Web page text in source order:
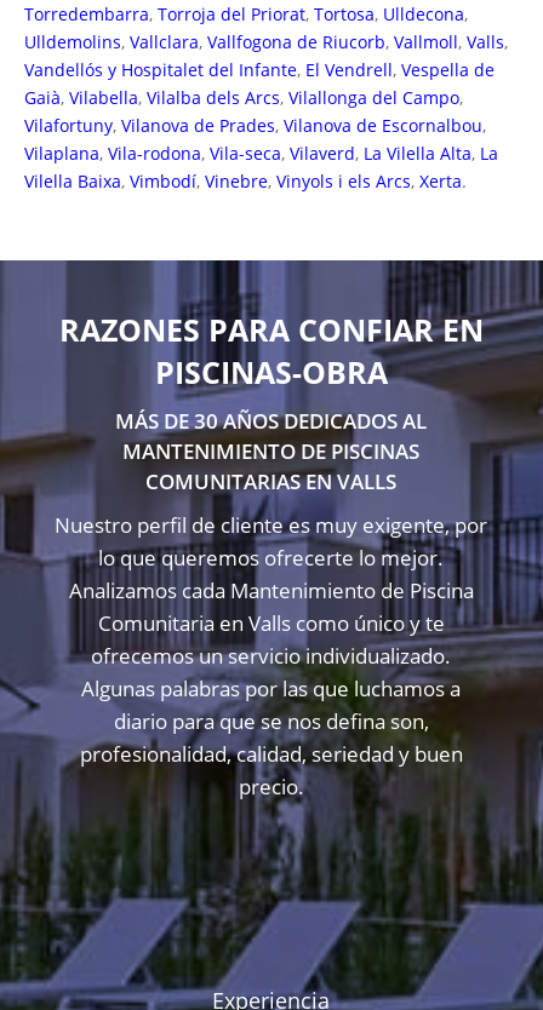
Torredembarra, Torroja del Priorat, Tortosa, Ulldecona,
Ulldemolins, Vallclara, Vallfogona de Riucorb, Vallmoll, Valls,
Vandellós y Hospitalet del Infante, El Vendrell, Vespella de
Gaià, Vilabella, Vilalba dels Arcs, Vilallonga del Campo,
Vilafortuny, Vilanova de Prades, Vilanova de Escornalbou,
Vilaplana, Vila-rodona, Vila-seca, Vilaverd, La Vilella Alta, La
Vilella Baixa, Vimbodí, Vinebre, Vinyols i els Arcs, Xerta.
RAZONES PARA CONFIAR EN
PISCINAS-OBRA
MÁS DE 30 AÑOS DEDICADOS AL
MANTENIMIENTO DE PISCINAS
COMUNITARIAS EN VALLS
Nuestro perfil de cliente es muy exigente, por
lo que queremos ofrecerte lo mejor.
Analizamos cada Mantenimiento de Piscina
Comunitaria en Valls como único y te
ofrecemos un servicio individualizado.
Algunas palabras por las que luchamos a
diario para que se nos defina son,
profesionalidad, calidad, seriedad y buen
precio.
Experiencia